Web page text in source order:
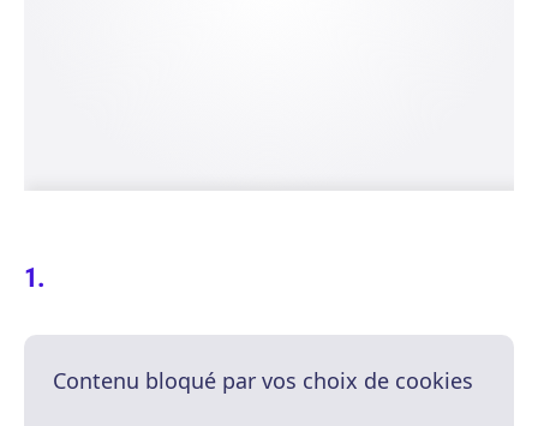
Contenu bloqué par vos choix de cookies